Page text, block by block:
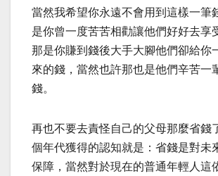
當然我希望你永遠不會用到這樣一筆
是你曾一度苦苦相勸讓他們好好去享
那是你賺到錢後大手大腳他們卻給你
來的錢，當然也許那也是他們辛苦一
錢。
再也不要去責怪自己的父母那麼省錢
個年代獲得的認知就是：省錢是對未
保障，當然對於現在的普通年輕人這